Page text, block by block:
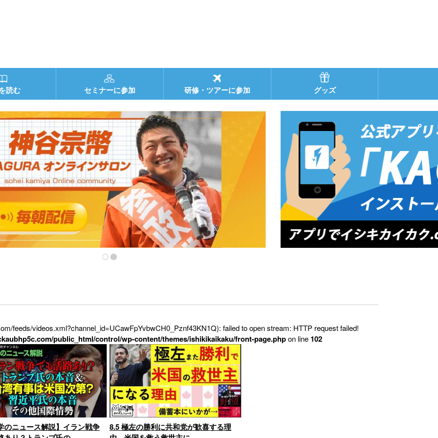
読む セミナーに参加 研修・ツアーに参加 グッズ
feeds/videos.xml?channel_id=UCawFpYvbwCH0_Pznf43KN1Q): failed to open stream: HTTP request failed!
public_html/control/wp-content/themes/ishikikaikaku/front-page.phpon line 102
のニュース解説】イラン戦争
8.5 極左の勝利に共和党が歓喜する理